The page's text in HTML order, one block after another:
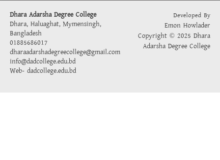
Dhara Adarsha Degree College
Dhara, Haluaghat, Mymensingh,
Bangladesh
01885686017
dharaadarshadegreecollege@gmail.com
info@dadcollege.edu.bd
Web- dadcollege.edu.bd
Developed By
Emon Howlader
Copyright © 2025 Dhara
Adarsha Degree College